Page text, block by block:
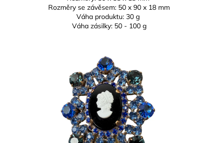
Rozměry se závěsem: 50 x 90 x 18 mm
Váha produktu: 30 g
Váha zásilky: 50 - 100 g